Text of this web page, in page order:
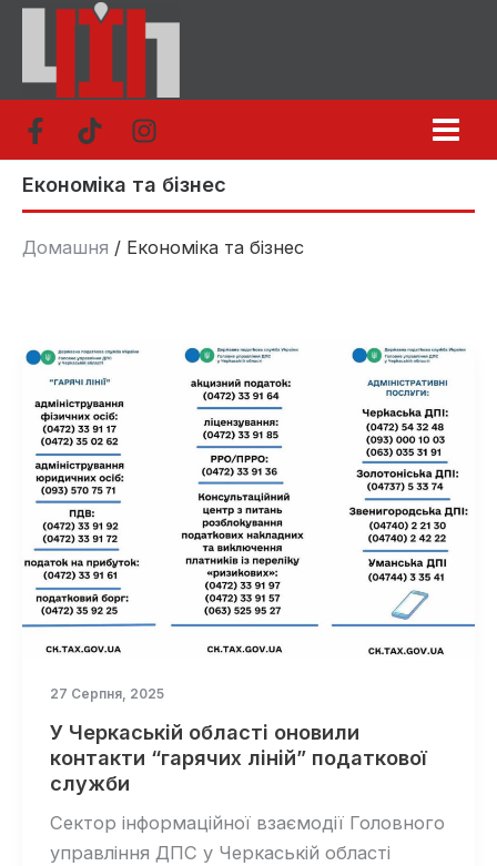
Перейти
вмісту
Економіка та бізнес
Домашня Економіка та бізнес
27 Серпня, 2025
У Черкаській області оновили
контакти “гарячих ліній” податкової
служби
Сектор інформаційної взаємодії Головного
управління ДПС у Черкаській області